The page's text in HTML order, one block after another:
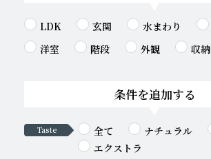
LDK 玄関 水まわり
洋室
階段 外観 収納
条件を追加する
Taste 全て ナチュラル
エクストラ